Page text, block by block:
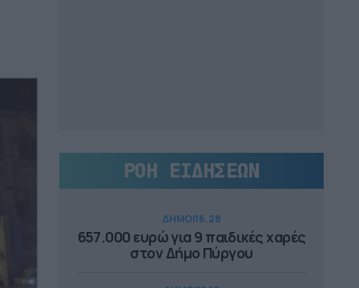
ΡΟΗ ΕΙΔΗΣΕΩΝ
ΔΗΜΟΙ16.28
657.000 ευρώ για 9 παιδικές χαρές
στον Δήμο Πύργου